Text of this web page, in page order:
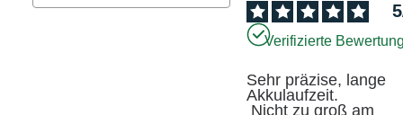
5
Verifizierte
Sehr präzise, lange
Akkulaufzeit.